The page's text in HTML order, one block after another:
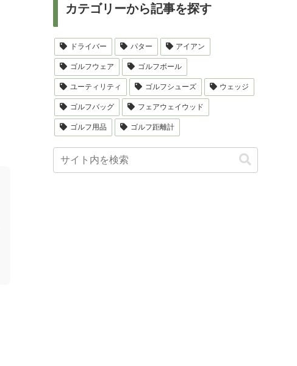
カテゴリーから記事を探す
ドライバー パター アイアン
ゴルフウェア ゴルフボール
ユーティリティ ゴルフシューズ ウェッジ
ゴルフバッグ フェアウェイウッド
ゴルフ用品 ゴルフ距離計